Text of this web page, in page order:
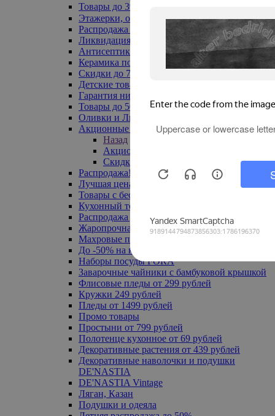
Товары до 399₽
Этажерки, обувницы
Распродажа текстиля до -50%
Ликвидация до -70%
Антисептики
Керамика по 129 руб
Скидки до 70%
Детские товары
Гарантия низкой цены
Товары до 500 руб
Оливки и Лимоны
Акционные товары
Назад
Акционные товары
Скидка 20% по промокоду
Распродажа! Ульяновск до -70%
Лучшая цена
Товары с бесплатной доставкой
Кухонный текстиль
Распродажа до -50%
Жаропрочная посуда
Махровые полотенца
До -50% на ковры
Наборы посуды FORA
Заварочные чайники с бамбуковой крышкой
Флисовые пледы от 299 рублей
Кружки 249 рублей
Пледы от 1499 рублей
Промо товары
Простыни от 799 рублей
Полотенце кухонное от 69 рублей
Декоративные растения от 439 рублей
Декоративные наволочки и подушки
DE'NASTIA
DE'NASTIA Vintage
Ляган, Казан
Подушки и одеяла